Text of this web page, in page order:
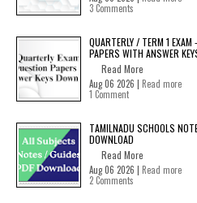
3 Comments
QUARTERLY / TERM 1
PAPERS WITH ANSWER
Read More
Aug 06 2026 | Read more
1 Comment
TAMILNADU SCHOOLS
DOWNLOAD
Read More
Aug 06 2026 | Read more
2 Comments